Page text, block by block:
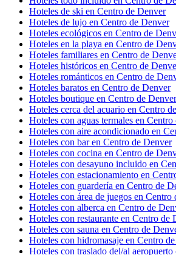
Hoteles de ski en Centro de Denver
Hoteles de lujo en Centro de Denver
Hoteles ecológicos en Centro de
Hoteles en la playa en Centro de
Hoteles familiares en Centro de
Hoteles históricos en Centro de
Hoteles románticos en Centro de
Hoteles baratos en Centro de Denver
Hoteles boutique en Centro de Denver
Hoteles cerca del acuario en Centro
Hoteles con aguas termales en
Hoteles con aire acondicionado en
Hoteles con bar en Centro de Denver
Hoteles con cocina en Centro de
Hoteles con desayuno incluido en
Hoteles con estacionamiento en
Hoteles con guardería en Centro de
Hoteles con área de juegos en Centro
Hoteles con alberca en Centro de
Hoteles con restaurante en Centro de
Hoteles con sauna en Centro de
Hoteles con hidromasaje en Centro
Hoteles con traslado del/al